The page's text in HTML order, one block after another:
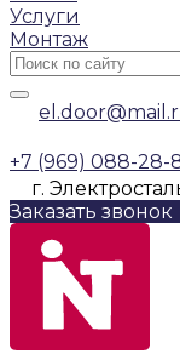
Услуги
Монтаж
+7 (969) 088-28-
г.
Заказать звонок